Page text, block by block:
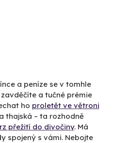
a peníze se v tomhle
a tučné prémie
ho proletět ve větroni
thajská – ta rozhodně
přežití do divočiny. Má
spojený s vámi. Nebojte